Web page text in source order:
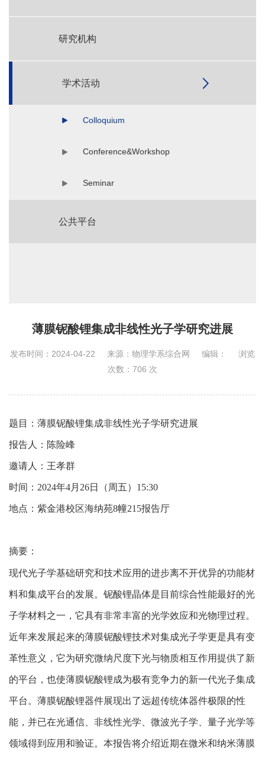
研究机构
学术活动
Colloquium
Conference&Workshop
Seminar
公共平台
薄膜铌酸锂集成非线性光子学研究进展
发布时间：2024-04-22 来源：物理学系综合网 编辑：
浏览
次数： 706 次
题目： 薄膜铌酸锂集成非线性光子学研究进展
报告人： 陈险峰
邀请人： 王孝群
时间： 2024年4月 26日（周五） 15:30
地点：紫金港校区海纳苑8幢215报告厅
摘要：
现代光子学基础研究和技术应用的进步离不开优异的功能材
料和集成平台的发展。 铌酸锂晶体是目前综合性能最好的光
子学材料之一，它具有非常丰富的光学效应和光物理过程。
近年来发展起来的薄膜铌酸锂技术对集成光子学更是具有变
革性意义，它为研究微纳尺度下光与物质相互作用提供了新
的平台， 也使薄膜铌酸锂成为极有竞争力的新一代光子集成
平台 。 薄膜铌酸锂器件展现出了远超传统体器件极限的性
能， 并已在光通信、非线性光学、微波光子学、量子光学等
领域得到应用和验证。 本报告将介绍近期在微米和纳米薄膜